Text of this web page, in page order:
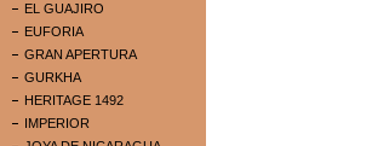
EL GUAJIRO
EUFORIA
GRAN APERTURA
GURKHA
HERITAGE 1492
IMPERIOR